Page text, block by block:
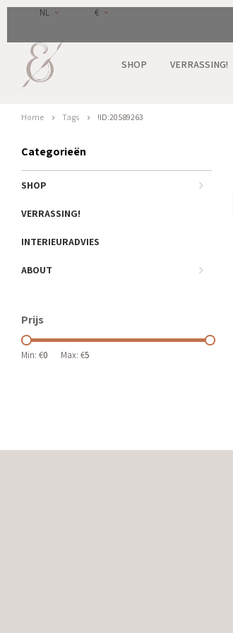
NL €
SHOP VERRASSING!
Home Tags !ID:20589263
Categorieën
SHOP
VERRASSING!
INTERIEURADVIES
ABOUT
Prijs
Min: €0 Max: €5